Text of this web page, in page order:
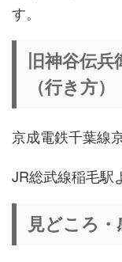
す。
旧神谷伝
（行き方）
京成電鉄千葉線
JR総武線稲毛駅
見どころ・